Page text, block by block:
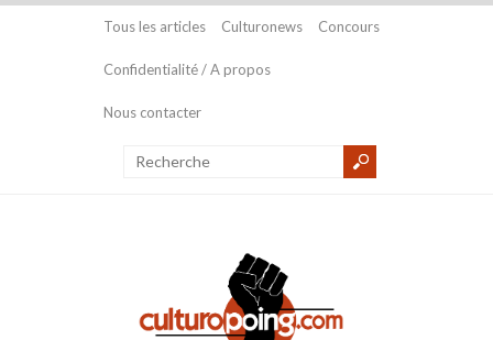
Tous les articles Culturonews Concours
Confidentialité / A propos
Nous contacter